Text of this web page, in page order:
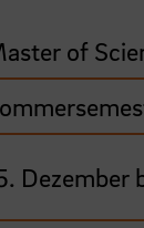
of
Dezember